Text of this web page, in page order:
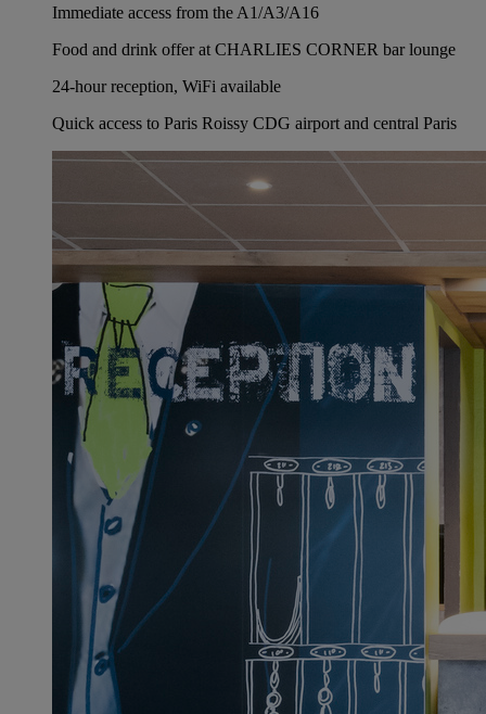
Immediate access from the A1/A3/A16
Food and drink offer at CHARLIES CORNER bar lounge
24-hour reception, WiFi available
Quick access to Paris Roissy CDG airport and central Paris